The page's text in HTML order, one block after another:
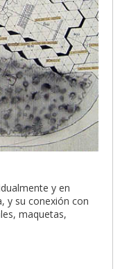
y en
y su conexión con
maquetas,